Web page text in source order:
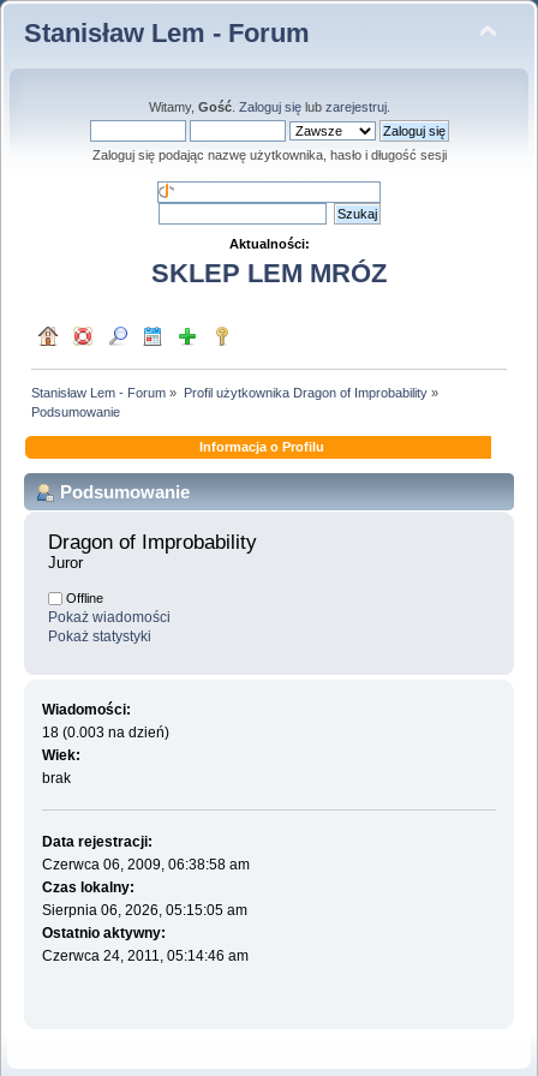
Stanisław Lem - Forum
Witamy, Gość. Zaloguj sięlub zarejestruj.
Zaloguj się podając nazwę użytkownika, hasło i długość sesji
Aktualności:
SKLEP LEM MRÓZ
Stanisław Lem - Forum » Profil użytkownika Dragon of Improbability»
Podsumowanie
Informacja o Profilu
Podsumowanie
Dragon of Improbability
Juror
Offline
Pokaż wiadomości
Pokaż statystyki
Wiadomości:
18 (0.003 na dzień)
Wiek:
brak
Data rejestracji:
Czerwca 06, 2009, 06:38:58 am
Czas lokalny:
Sierpnia 06, 2026, 05:15:05 am
Ostatnio aktywny:
Czerwca 24, 2011, 05:14:46 am